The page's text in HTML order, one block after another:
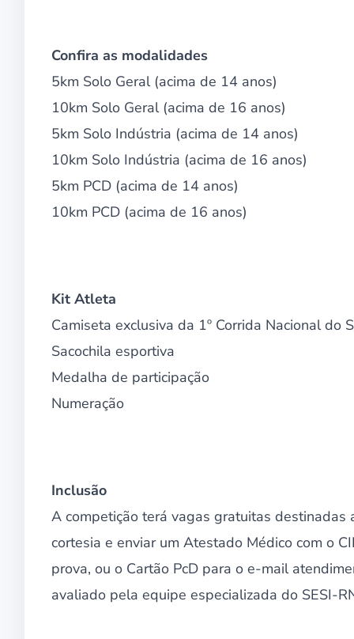
Confira as modalidades
5km Solo Geral (acima de 14 anos)
10km Solo Geral (acima de 16 anos)
5km Solo Indústria (acima de 14 anos)
10km Solo Indústria (acima de 16 anos)
5km PCD (acima de 14 anos)
10km PCD (acima de 16 anos)
Kit Atleta
Camiseta exclusiva da 1º Corrida Nacional do
Sacochila esportiva
Medalha de participação
Numeração
Inclusão
A competição terá vagas gratuitas destinadas
cortesia e enviar um Atestado Médico com o
prova, ou o Cartão PcD para o e-mail
avaliado pela equipe especializada do SESI-